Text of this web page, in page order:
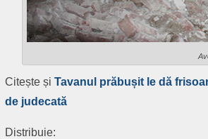
Citește și Tavanul prăbușit le dă
de judecată
Distribuie: